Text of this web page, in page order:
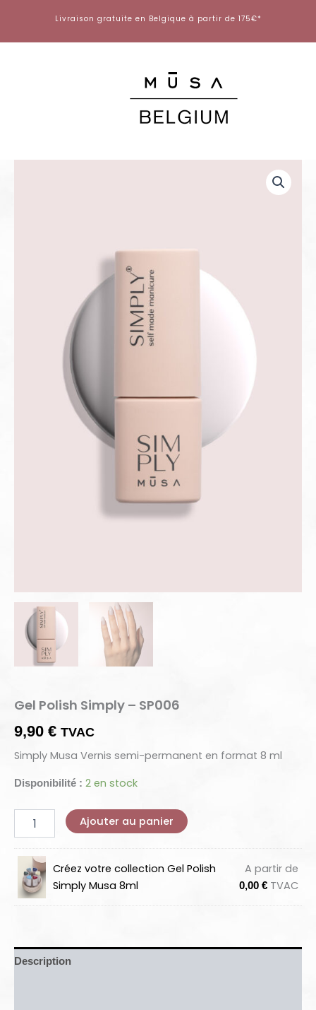
contenu
Livraison gratuite en Belgique à partir de 175€*
Gel Polish Simply – SP006
9,90 € TVAC
Simply Musa Vernis semi-permanent en format 8 ml
Disponibilité : 2 en stock
Ajouter au panier
Créez votre collection Gel Polish
Simply Musa 8ml
A partir de
0,00 € TVAC
Description